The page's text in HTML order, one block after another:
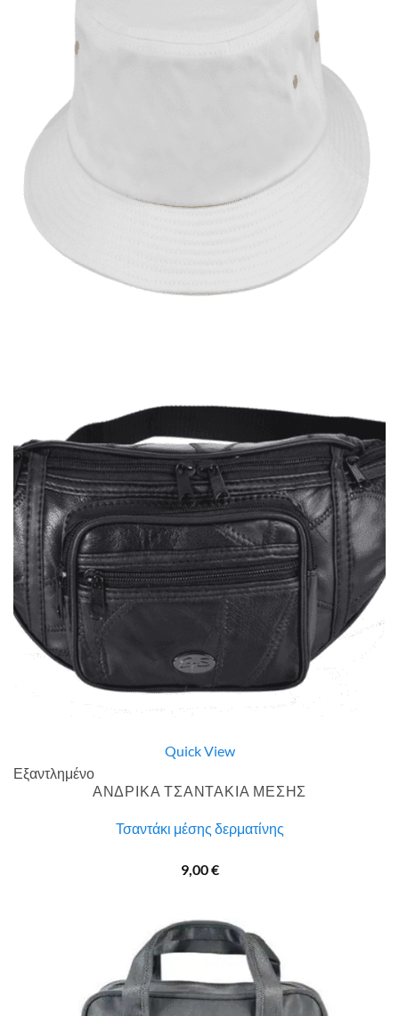
Μονόχρωμο καπέλο κώνος
Quick View
Εξαντλημένο
ΑΝΔΡΙΚΑ ΤΣΑΝΤΑΚΙΑ ΜΕΣΗΣ
Τσαντάκι μέσης δερματίνης
9,00€